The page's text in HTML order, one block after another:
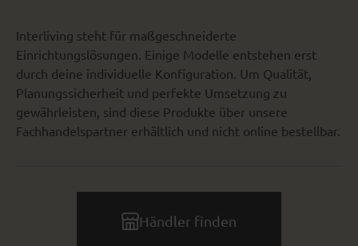
Interliving steht für maßgeschneiderte
Einrichtungslösungen. Einige Modelle entstehen erst
durch deine individuelle Konfiguration. Um Qualität,
Planungssicherheit und perfekte Umsetzung zu
gewährleisten, sind diese Produkte über unsere
Fachhandelspartner erhältlich und nicht online bestellbar.
Händler finden